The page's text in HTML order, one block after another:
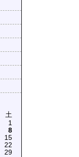
土
1
8
15
22
29